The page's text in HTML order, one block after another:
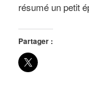
résumé un petit
Partager :